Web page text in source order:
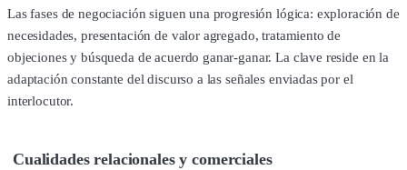
Las fases de negociación siguen una progresión lógica: exploración de
necesidades, presentación de valor agregado, tratamiento de
objeciones y búsqueda de acuerdo ganar-ganar. La clave reside en la
adaptación constante del discurso a las señales enviadas por el
interlocutor.
Cualidades relacionales y comerciales